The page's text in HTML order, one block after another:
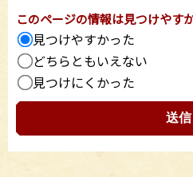
このページの情報は見つけやす
見つけやすかった
どちらともいえない
見つけにくかった